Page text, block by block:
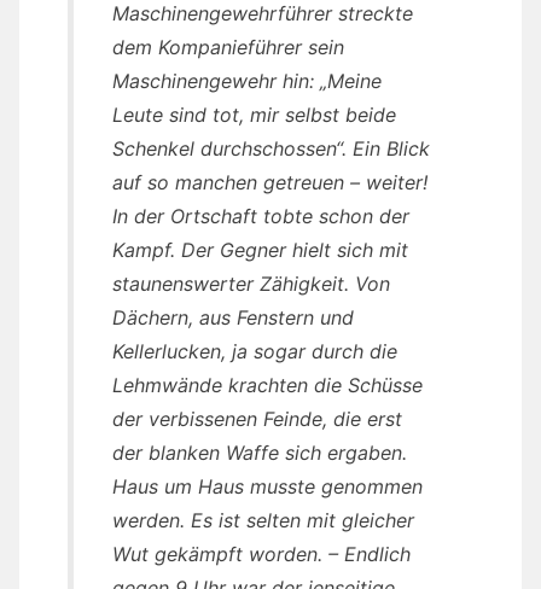
Maschinengewehrführer streckte
dem Kompanieführer sein
Maschinengewehr hin: „Meine
Leute sind tot, mir selbst beide
Schenkel durchschossen“. Ein Blick
auf so manchen getreuen – weiter!
In der Ortschaft tobte schon der
Kampf. Der Gegner hielt sich mit
staunenswerter Zähigkeit. Von
Dächern, aus Fenstern und
Kellerlucken, ja sogar durch die
Lehmwände krachten die Schüsse
der verbissenen Feinde, die erst
der blanken Waffe sich ergaben.
Haus um Haus musste genommen
werden. Es ist selten mit gleicher
Wut gekämpft worden. – Endlich